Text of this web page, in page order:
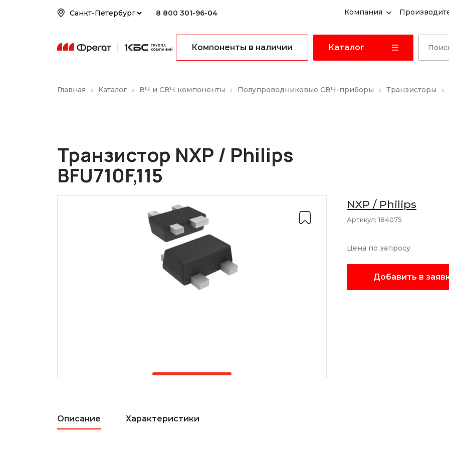
8 800 301-96-04 Компания
Компоненты в наличии Каталог
Главная Каталог ВЧ и СВЧ компоненты Полупроводниковые СВЧ-приборы Транзисторы
Транзистор NXP / Philips
BFU710F,115
NXP / Philips
Артикул: 184075
Цена по запросу
Добавить в
Описание Характеристики